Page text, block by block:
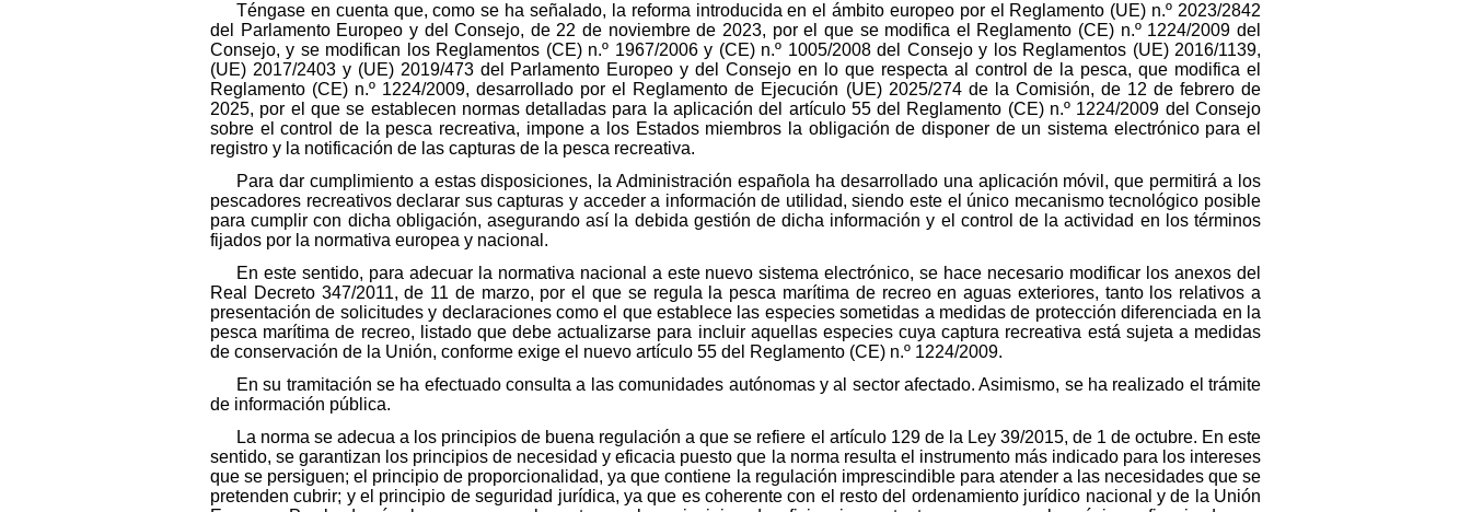
Téngase en cuenta que, como se ha señalado, la reforma introducida en el ámbito europeo por el Reglamento (UE) n.º 2023/2842
del Parlamento Europeo y del Consejo, de 22 de noviembre de 2023, por el que se modifica el Reglamento (CE) n.º 1224/2009 del
Consejo, y se modifican los Reglamentos (CE) n.º 1967/2006 y (CE) n.º 1005/2008 del Consejo y los Reglamentos (UE) 2016/1139,
(UE) 2017/2403 y (UE) 2019/473 del Parlamento Europeo y del Consejo en lo que respecta al control de la pesca, que modifica el
Reglamento (CE) n.º 1224/2009, desarrollado por el Reglamento de Ejecución (UE) 2025/274 de la Comisión, de 12 de febrero de
2025, por el que se establecen normas detalladas para la aplicación del artículo 55 del Reglamento (CE) n.º 1224/2009 del Consejo
sobre el control de la pesca recreativa, impone a los Estados miembros la obligación de disponer de un sistema electrónico para el
registro y la notificación de las capturas de la pesca recreativa.
Para dar cumplimiento a estas disposiciones, la Administración española ha desarrollado una aplicación móvil, que permitirá a los
pescadores recreativos declarar sus capturas y acceder a información de utilidad, siendo este el único mecanismo tecnológico posible
para cumplir con dicha obligación, asegurando así la debida gestión de dicha información y el control de la actividad en los términos
fijados por la normativa europea y nacional.
En este sentido, para adecuar la normativa nacional a este nuevo sistema electrónico, se hace necesario modificar los anexos del
Real Decreto 347/2011, de 11 de marzo, por el que se regula la pesca marítima de recreo en aguas exteriores, tanto los relativos a
presentación de solicitudes y declaraciones como el que establece las especies sometidas a medidas de protección diferenciada en la
pesca marítima de recreo, listado que debe actualizarse para incluir aquellas especies cuya captura recreativa está sujeta a medidas
de conservación de la Unión, conforme exige el nuevo artículo 55 del Reglamento (CE) n.º 1224/2009.
En su tramitación se ha efectuado consulta a las comunidades autónomas y al sector afectado. Asimismo, se ha realizado el trámite
de información pública.
La norma se adecua a los principios de buena regulación a que se refiere el artículo 129 de la Ley 39/2015, de 1 de octubre. En este
sentido, se garantizan los principios de necesidad y eficacia puesto que la norma resulta el instrumento más indicado para los intereses
que se persiguen; el principio de proporcionalidad, ya que contiene la regulación imprescindible para atender a las necesidades que se
pretenden cubrir; y el principio de seguridad jurídica, ya que es coherente con el resto del ordenamiento jurídico nacional y de la Unión